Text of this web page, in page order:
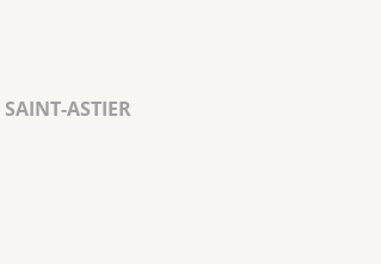
SAINT-ASTIER